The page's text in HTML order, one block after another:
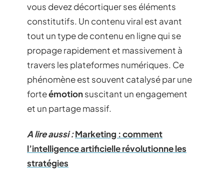
vous devez décortiquer ses éléments
constitutifs. Un contenu viral est avant
tout un type de contenu en ligne qui se
propage rapidement et massivement à
travers les plateformes numériques. Ce
phénomène est souvent catalysé par une
forteémotionsuscitant un engagement
et un partage massif.
A lire aussi :Marketing : comment
l’intelligence artificielle révolutionne les
stratégies